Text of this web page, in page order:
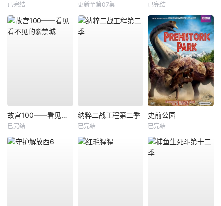
已完结 更新至第07集 已完结
故宫100——看见看不见的紫禁城
已完结
纳粹二战工程第二季
已完结
史前公园
已完结